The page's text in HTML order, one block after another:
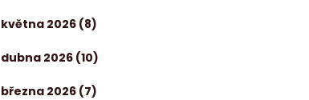
května 2026 (8)
dubna 2026 (10)
března 2026 (7)